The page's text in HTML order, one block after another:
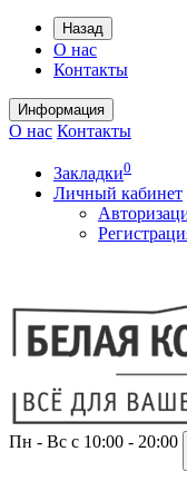
Назад
О нас
Контакты
Информация
О нас Контакты
Закладки0
Личный кабинет
Пн - Вс с 10:00 - 20:00